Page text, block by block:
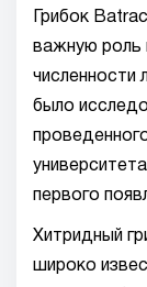
Грибок
важную роль
численности
было
первого
Хитридный
широко